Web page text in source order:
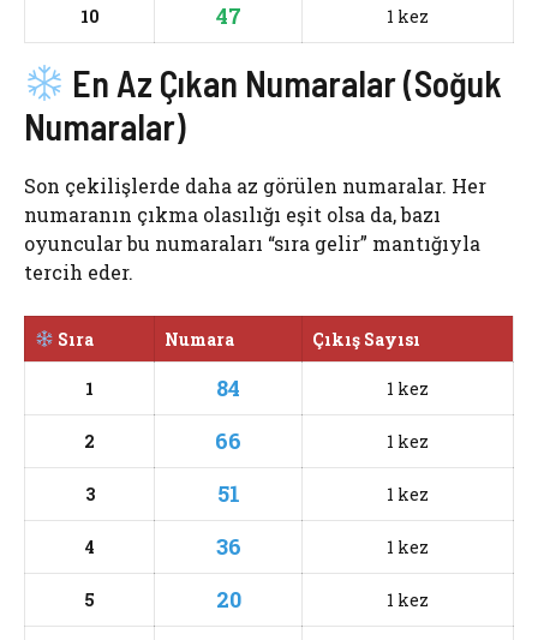
10 47 1 kez
En Az Çıkan Numaralar (Soğuk
Numaralar)
Son çekilişlerde daha az görülen numaralar. Her
numaranın çıkma olasılığı eşit olsa da, bazı
oyuncular bu numaraları “sıra gelir” mantığıyla
tercih eder.
Sıra Numara Çıkış Sayısı
1 84 1 kez
2 66 1 kez
3 51 1 kez
4 36 1 kez
5 20 1 kez